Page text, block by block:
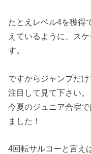
たとえレベル4を獲得
えているように、ス
す。
ですからジャンプだ
注目して見て下さい。
今夏のジュニア合宿
ました！
4回転サルコーと言え